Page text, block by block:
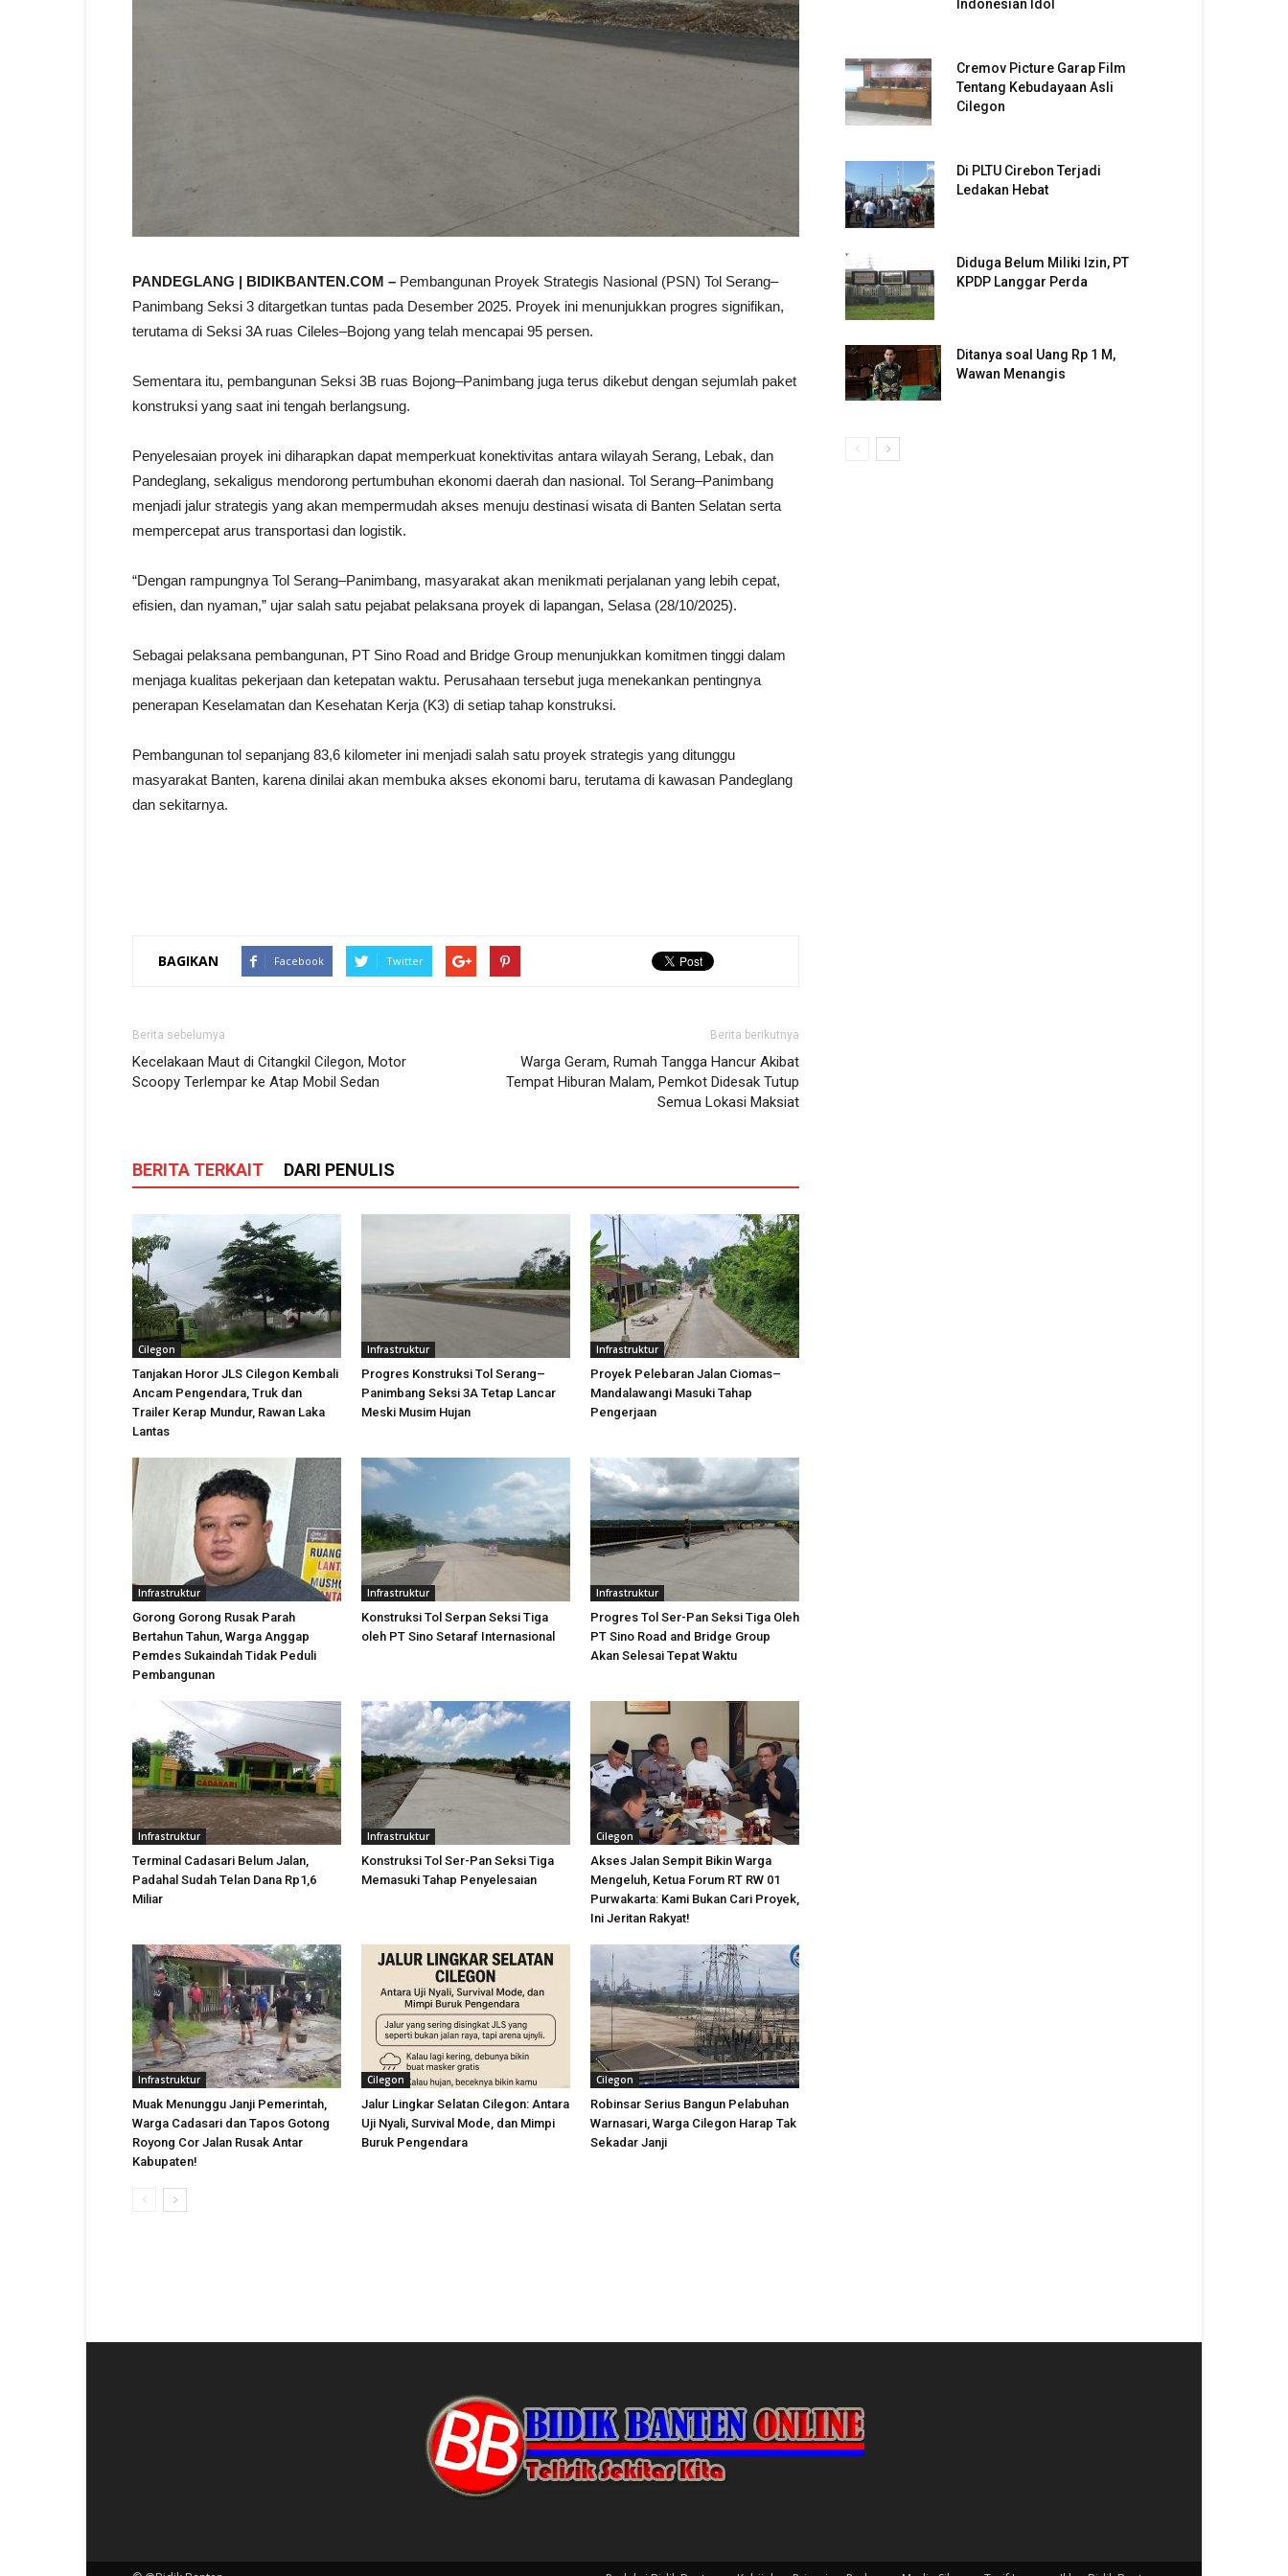
PANDEGLANG | BIDIKBANTEN.COM – Pembangunan Proyek Strategis Nasional (PSN) Tol Serang–
Panimbang Seksi 3 ditargetkan tuntas pada Desember 2025. Proyek ini menunjukkan progres signifikan,
terutama di Seksi 3A ruas Cileles–Bojong yang telah mencapai 95 persen.
Sementara itu, pembangunan Seksi 3B ruas Bojong–Panimbang juga terus dikebut dengan sejumlah paket
konstruksi yang saat ini tengah berlangsung.
Penyelesaian proyek ini diharapkan dapat memperkuat konektivitas antara wilayah Serang, Lebak, dan
Pandeglang, sekaligus mendorong pertumbuhan ekonomi daerah dan nasional. Tol Serang–Panimbang
menjadi jalur strategis yang akan mempermudah akses menuju destinasi wisata di Banten Selatan serta
mempercepat arus transportasi dan logistik.
“Dengan rampungnya Tol Serang–Panimbang, masyarakat akan menikmati perjalanan yang lebih cepat,
efisien, dan nyaman,” ujar salah satu pejabat pelaksana proyek di lapangan, Selasa (28/10/2025).
Sebagai pelaksana pembangunan, PT Sino Road and Bridge Group menunjukkan komitmen tinggi dalam
menjaga kualitas pekerjaan dan ketepatan waktu. Perusahaan tersebut juga menekankan pentingnya
penerapan Keselamatan dan Kesehatan Kerja (K3) di setiap tahap konstruksi.
Pembangunan tol sepanjang 83,6 kilometer ini menjadi salah satu proyek strategis yang ditunggu
masyarakat Banten, karena dinilai akan membuka akses ekonomi baru, terutama di kawasan Pandeglang
dan sekitarnya.
BAGIKAN Facebook Twitter
Berita sebelumya
Kecelakaan Maut di Citangkil Cilegon, Motor
Scoopy Terlempar ke Atap Mobil Sedan
Berita berikutnya
Warga Geram, Rumah Tangga Hancur Akibat
Tempat Hiburan Malam, Pemkot Didesak Tutup
Semua Lokasi Maksiat
BERITA TERKAIT DARI PENULIS
Cilegon
Tanjakan Horor JLS Cilegon Kembali
Ancam Pengendara, Truk dan
Trailer Kerap Mundur, Rawan Laka
Lantas
Infrastruktur
Progres Konstruksi Tol Serang–
Panimbang Seksi 3A Tetap Lancar
Meski Musim Hujan
Infrastruktur
Proyek Pelebaran Jalan Ciomas–
Mandalawangi Masuki Tahap
Pengerjaan
Infrastruktur
Gorong Gorong Rusak Parah
Bertahun Tahun, Warga Anggap
Pemdes Sukaindah Tidak Peduli
Pembangunan
Infrastruktur
Konstruksi Tol Serpan Seksi Tiga
oleh PT Sino Setaraf Internasional
Infrastruktur
Progres Tol Ser-Pan Seksi Tiga Oleh
PT Sino Road and Bridge Group
Akan Selesai Tepat Waktu
Infrastruktur
Terminal Cadasari Belum Jalan,
Padahal Sudah Telan Dana Rp1,6
Miliar
Infrastruktur
Konstruksi Tol Ser-Pan Seksi Tiga
Memasuki Tahap Penyelesaian
Cilegon
Akses Jalan Sempit Bikin Warga
Mengeluh, Ketua Forum RT RW 01
Purwakarta: Kami Bukan Cari Proyek,
Ini Jeritan Rakyat!
Infrastruktur
Muak Menunggu Janji Pemerintah,
Warga Cadasari dan Tapos Gotong
Royong Cor Jalan Rusak Antar
Kabupaten!
Cilegon
Jalur Lingkar Selatan Cilegon: Antara
Uji Nyali, Survival Mode, dan Mimpi
Buruk Pengendara
Cilegon
Robinsar Serius Bangun Pelabuhan
Warnasari, Warga Cilegon Harap Tak
Sekadar Janji
Indonesian Idol
Cremov Picture Garap Film
Tentang Kebudayaan Asli
Cilegon
Di PLTU Cirebon Terjadi
Ledakan Hebat
Diduga Belum Miliki Izin, PT
KPDP Langgar Perda
Ditanya soal Uang Rp 1 M,
Wawan Menangis